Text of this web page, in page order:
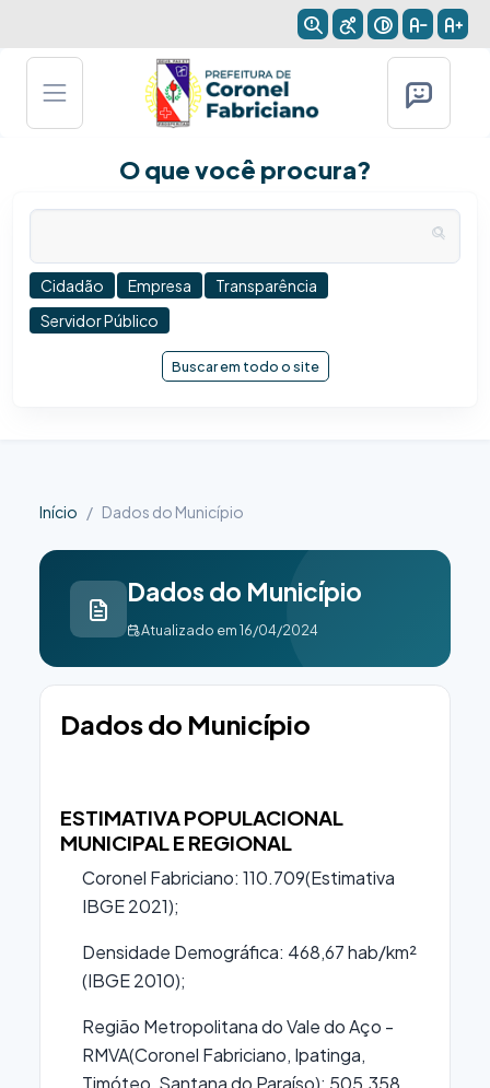
O que você procura?
Cidadão Empresa
Transparência
Servidor Público
Buscar em todo o site
Início Dados do Município
Dados do Município
Atualizado em 16/04/2024
Dados do Município
ESTIMATIVA POPULACIONAL
MUNICIPAL E REGIONAL
Coronel Fabriciano: 110.709(Estimativa
IBGE 2021);
Densidade Demográfica: 468,67 hab/km²
(IBGE 2010);
Região Metropolitana do Vale do Aço -
RMVA(Coronel Fabriciano, Ipatinga,
Timóteo, Santana do Paraíso): 505.358